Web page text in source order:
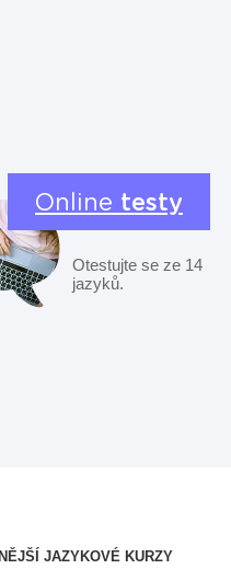
Online testy
Otestujte se ze 14
jazyků.
JAZYKOVÉ KURZY